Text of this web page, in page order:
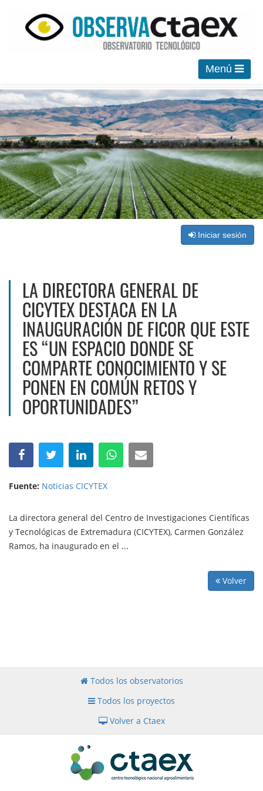
Menú
Iniciar sesión
LA DIRECTORA GENERAL DE
CICYTEX DESTACA EN LA
INAUGURACIÓN DE FICOR QUE ESTE
ES “UN ESPACIO DONDE SE
COMPARTE CONOCIMIENTO Y SE
PONEN EN COMÚN RETOS Y
OPORTUNIDADES”
Fuente: Noticias CICYTEX
La directora general del Centro de Investigaciones Científicas
y Tecnológicas de Extremadura (CICYTEX), Carmen González
Ramos, ha inaugurado en el ...
Volver
Todos los observatorios
Todos los proyectos
Volver a Ctaex